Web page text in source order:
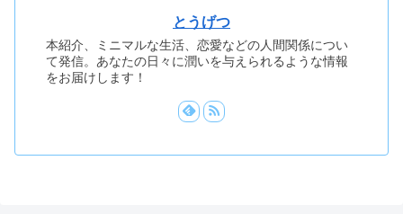
とうげつ
本紹介、ミニマルな生活、恋愛などの人間関係につい
て発信。あなたの日々に潤いを与えられるような情報
をお届けします！